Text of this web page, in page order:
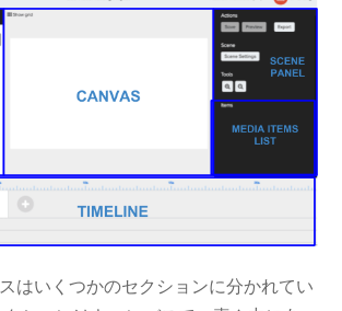
はいくつかのセクションに分かれてい